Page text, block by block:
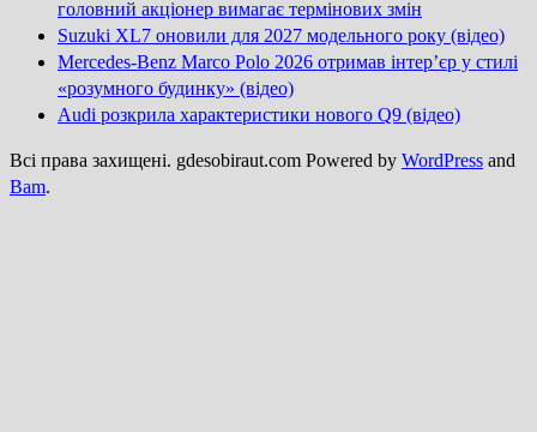
головний акціонер вимагає термінових змін
Suzuki XL7 оновили для 2027 модельного року (відео)
Mercedes-Benz Marco Polo 2026 отримав інтер’єр у стилі
«розумного будинку» (відео)
Audi розкрила характеристики нового Q9 (відео)
Всі права захищені. gdesobiraut.com Powered by WordPress and
Bam.